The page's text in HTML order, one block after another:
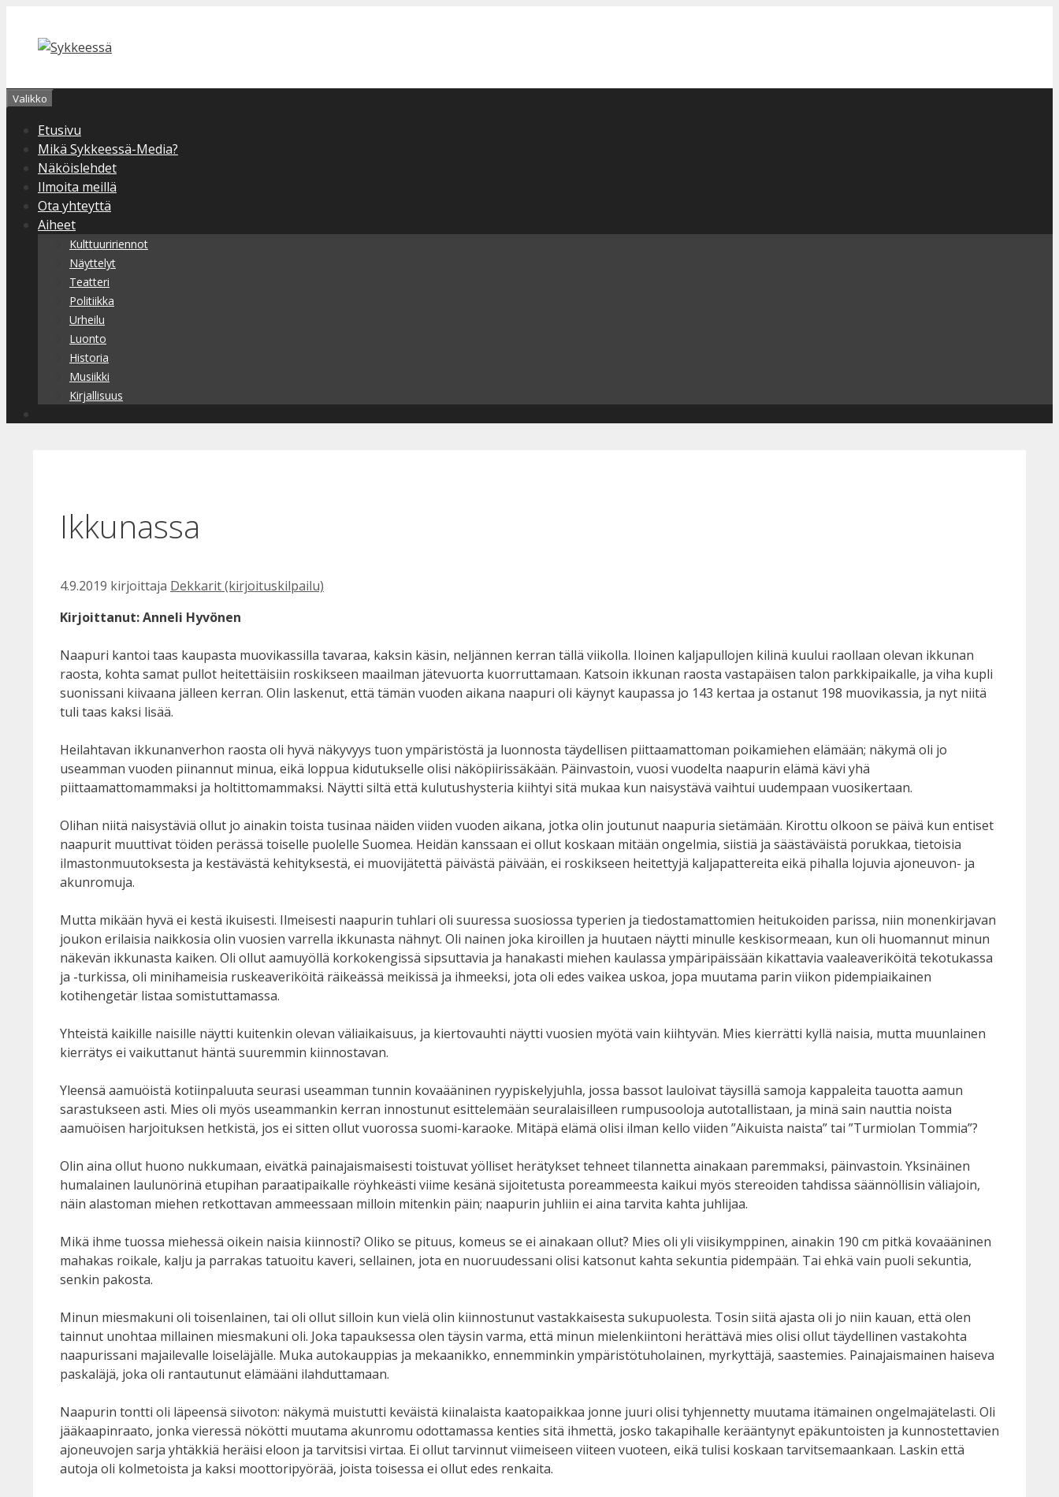
sisältöön
Valikko
Etusivu
Mikä Sykkeessä-Media?
Näköislehdet
Ilmoita meillä
Ota yhteyttä
Aiheet
Kulttuuririennot
Näyttelyt
Teatteri
Politiikka
Urheilu
Luonto
Historia
Musiikki
Kirjallisuus
Ikkunassa
4.9.2019 kirjoittaja Dekkarit (kirjoituskilpailu)
Kirjoittanut: Anneli Hyvönen
Naapuri kantoi taas kaupasta muovikassilla tavaraa, kaksin käsin, neljännen kerran tällä viikolla. Iloinen kaljapullojen kilinä kuului raollaan olevan ikkunan
raosta, kohta samat pullot heitettäisiin roskikseen maailman jätevuorta kuorruttamaan. Katsoin ikkunan raosta vastapäisen talon parkkipaikalle, ja viha kupli
suonissani kiivaana jälleen kerran. Olin laskenut, että tämän vuoden aikana naapuri oli käynyt kaupassa jo 143 kertaa ja ostanut 198 muovikassia, ja nyt niitä
tuli taas kaksi lisää.
Heilahtavan ikkunanverhon raosta oli hyvä näkyvyys tuon ympäristöstä ja luonnosta täydellisen piittaamattoman poikamiehen elämään; näkymä oli jo
useamman vuoden piinannut minua, eikä loppua kidutukselle olisi näköpiirissäkään. Päinvastoin, vuosi vuodelta naapurin elämä kävi yhä
piittaamattomammaksi ja holtittomammaksi. Näytti siltä että kulutushysteria kiihtyi sitä mukaa kun naisystävä vaihtui uudempaan vuosikertaan.
Olihan niitä naisystäviä ollut jo ainakin toista tusinaa näiden viiden vuoden aikana, jotka olin joutunut naapuria sietämään. Kirottu olkoon se päivä kun entiset
naapurit muuttivat töiden perässä toiselle puolelle Suomea. Heidän kanssaan ei ollut koskaan mitään ongelmia, siistiä ja säästäväistä porukkaa, tietoisia
ilmastonmuutoksesta ja kestävästä kehityksestä, ei muovijätettä päivästä päivään, ei roskikseen heitettyjä kaljapattereita eikä pihalla lojuvia ajoneuvon- ja
akunromuja.
Mutta mikään hyvä ei kestä ikuisesti. Ilmeisesti naapurin tuhlari oli suuressa suosiossa typerien ja tiedostamattomien heitukoiden parissa, niin monenkirjavan
joukon erilaisia naikkosia olin vuosien varrella ikkunasta nähnyt. Oli nainen joka kiroillen ja huutaen näytti minulle keskisormeaan, kun oli huomannut minun
näkevän ikkunasta kaiken. Oli ollut aamuyöllä korkokengissä sipsuttavia ja hanakasti miehen kaulassa ympäripäissään kikattavia vaaleaveriköitä tekotukassa
ja -turkissa, oli minihameisia ruskeaveriköitä räikeässä meikissä ja ihmeeksi, jota oli edes vaikea uskoa, jopa muutama parin viikon pidempiaikainen
kotihengetär listaa somistuttamassa.
Yhteistä kaikille naisille näytti kuitenkin olevan väliaikaisuus, ja kiertovauhti näytti vuosien myötä vain kiihtyvän. Mies kierrätti kyllä naisia, mutta muunlainen
kierrätys ei vaikuttanut häntä suuremmin kiinnostavan.
Yleensä aamuöistä kotiinpaluuta seurasi useamman tunnin kovaääninen ryypiskelyjuhla, jossa bassot lauloivat täysillä samoja kappaleita tauotta aamun
sarastukseen asti. Mies oli myös useammankin kerran innostunut esittelemään seuralaisilleen rumpusooloja autotallistaan, ja minä sain nauttia noista
aamuöisen harjoituksen hetkistä, jos ei sitten ollut vuorossa suomi-karaoke. Mitäpä elämä olisi ilman kello viiden ”Aikuista naista” tai ”Turmiolan Tommia”?
Olin aina ollut huono nukkumaan, eivätkä painajaismaisesti toistuvat yölliset herätykset tehneet tilannetta ainakaan paremmaksi, päinvastoin. Yksinäinen
humalainen laulunörinä etupihan paraatipaikalle röyhkeästi viime kesänä sijoitetusta poreammeesta kaikui myös stereoiden tahdissa säännöllisin väliajoin,
näin alastoman miehen retkottavan ammeessaan milloin mitenkin päin; naapurin juhliin ei aina tarvita kahta juhlijaa.
Mikä ihme tuossa miehessä oikein naisia kiinnosti? Oliko se pituus, komeus se ei ainakaan ollut? Mies oli yli viisikymppinen, ainakin 190 cm pitkä kovaääninen
mahakas roikale, kalju ja parrakas tatuoitu kaveri, sellainen, jota en nuoruudessani olisi katsonut kahta sekuntia pidempään. Tai ehkä vain puoli sekuntia,
senkin pakosta.
Minun miesmakuni oli toisenlainen, tai oli ollut silloin kun vielä olin kiinnostunut vastakkaisesta sukupuolesta. Tosin siitä ajasta oli jo niin kauan, että olen
tainnut unohtaa millainen miesmakuni oli. Joka tapauksessa olen täysin varma, että minun mielenkiintoni herättävä mies olisi ollut täydellinen vastakohta
naapurissani majailevalle loiseläjälle. Muka autokauppias ja mekaanikko, ennemminkin ympäristötuholainen, myrkyttäjä, saastemies. Painajaismainen haiseva
paskaläjä, joka oli rantautunut elämääni ilahduttamaan.
Naapurin tontti oli läpeensä siivoton: näkymä muistutti keväistä kiinalaista kaatopaikkaa jonne juuri olisi tyhjennetty muutama itämainen ongelmajätelasti. Oli
jääkaapinraato, jonka vieressä nökötti muutama akunromu odottamassa kenties sitä ihmettä, josko takapihalle kerääntynyt epäkuntoisten ja kunnostettavien
ajoneuvojen sarja yhtäkkiä heräisi eloon ja tarvitsisi virtaa. Ei ollut tarvinnut viimeiseen viiteen vuoteen, eikä tulisi koskaan tarvitsemaankaan. Laskin että
autoja oli kolmetoista ja kaksi moottoripyörää, joista toisessa ei ollut edes renkaita.